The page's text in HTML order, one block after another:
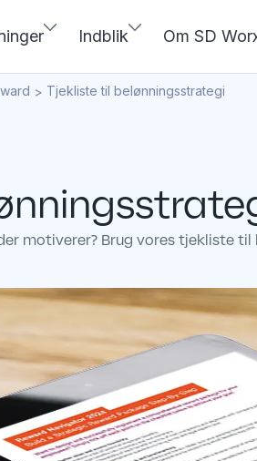
Indblik Om SD
> Tjekliste til belønningsstrategi
motiverer? Brug vores tjekliste